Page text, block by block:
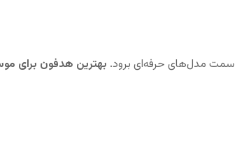
سمت مدل‌های حرفه‌ای برود. بهترین هدفون برای